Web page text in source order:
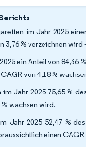
im Jahr 2025
3,76 % verzeichnen wird
ein Anteil von 84,36
von 4,18 %
Jahr 2025 75,65 %
wachsen wird.
Jahr 2025 52,47 %
einen